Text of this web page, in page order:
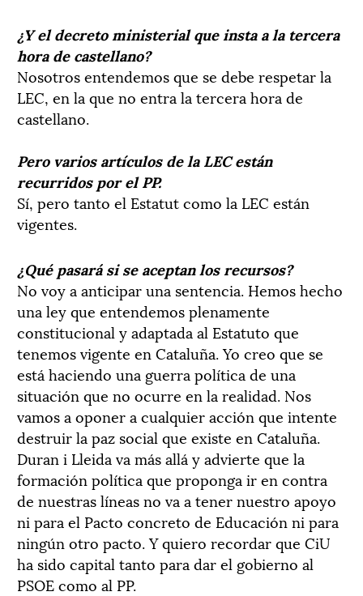
¿Y el decreto ministerial que insta a la tercera
hora de castellano?
Nosotros entendemos que se debe respetar la
LEC, en la que no entra la tercera hora de
castellano.
Pero varios artículos de la LEC están
recurridos por el PP.
Sí, pero tanto el Estatut como la LEC están
vigentes.
¿Qué pasará si se aceptan los recursos?
No voy a anticipar una sentencia. Hemos hecho
una ley que entendemos plenamente
constitucional y adaptada al Estatuto que
tenemos vigente en Cataluña. Yo creo que se
está haciendo una guerra política de una
situación que no ocurre en la realidad. Nos
vamos a oponer a cualquier acción que intente
destruir la paz social que existe en Cataluña.
Duran i Lleida va más allá y advierte que la
formación política que proponga ir en contra
de nuestras líneas no va a tener nuestro apoyo
ni para el Pacto concreto de Educación ni para
ningún otro pacto. Y quiero recordar que CiU
ha sido capital tanto para dar el gobierno al
PSOE como al PP.